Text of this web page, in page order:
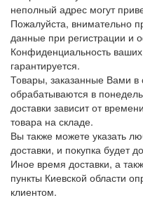
неполный адрес могут
Пожалуйста, внимательно
данные при регистрации и
Конфиденциальность
гарантируется.
Товары, заказанные Вами в
обрабатываются в
доставки зависит от
товара на складе.
Вы также можете указать
доставки, и покупка будет
Иное время доставки, а
пункты Киевской области
клиентом.